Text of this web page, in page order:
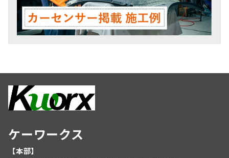
ケーワークス
【本部】